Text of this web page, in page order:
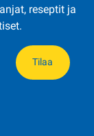
reseptit ja
Tilaa